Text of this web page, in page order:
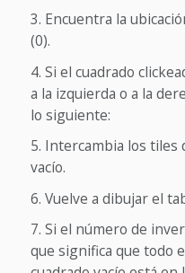
Encuentra la
(0).
Si el cuadrado
a la izquierda o a la
lo siguiente:
Intercambia los tiles
vacío.
Vuelve a dibujar el
Si el número de
que significa que todo